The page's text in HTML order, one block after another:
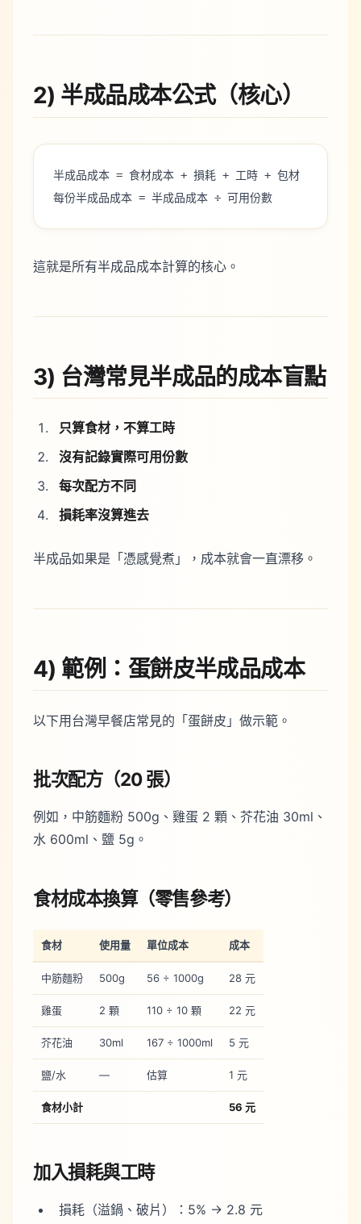
2) 半成品成本公式（核心）
半成品成本 = 食材成本 + 損耗 + 工時 + 包材
每份半成品成本 = 半成品成本 ÷ 可用份數
這就是所有半成品成本計算的核心。
3) 台灣常見半成品的成本盲點
只算食材，不算工時
沒有記錄實際可用份數
每次配方不同
損耗率沒算進去
半成品如果是「憑感覺煮」，成本就會一直漂移。
4) 範例：蛋餅皮半成品成本
以下用台灣早餐店常見的「蛋餅皮」做示範。
批次配方（20 張）
例如，中筋麵粉 500g、雞蛋 2 顆、芥花油 30ml、
水 600ml、鹽 5g。
食材成本換算（零售參考）
食材 使用量 單位成本 成本
中筋麵粉 500g 56 ÷ 1000g 28 元
雞蛋 2 顆 110 ÷ 10 顆 22 元
芥花油 30ml 167 ÷ 1000ml 5 元
鹽/水 — 估算 1 元
食材小計 56 元
加入損耗與工時
損耗（溢鍋、破片）：5% → 2.8 元